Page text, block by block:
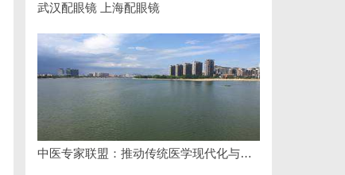
武汉配眼镜 上海配眼镜
中医专家联盟：推动传统医学现代化与国际化的桥梁